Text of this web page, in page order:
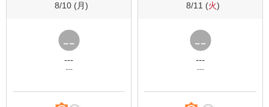
8/10 (月)
---
---
8/11 (火)
---
---